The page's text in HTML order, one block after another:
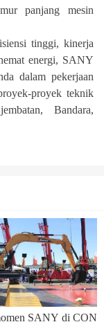
panjang mesin
tinggi, kinerja
energi, SANY
dalam pekerjaan
proyek teknik
Bandara,
SANY di CON